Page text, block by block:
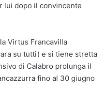
lui dopo il convincente
Virtus Francavilla
su tutti) e si tiene stretta
di Calabro prolunga il
fino al 30 giugno